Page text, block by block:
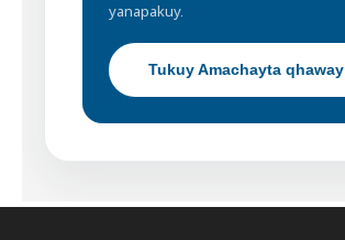
yanapakuy.
Tukuy Amachayta qhaway